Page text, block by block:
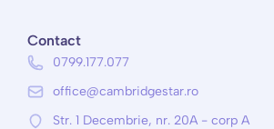
Contact
0799.177.077
office@cambridgestar.ro
Str. 1 Decembrie, nr. 20A - corp A